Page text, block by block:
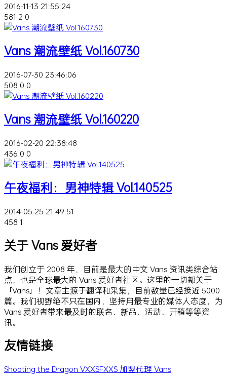
2016-11-13 21:55:24
581 2 0
Vans 潮流壁纸 Vol.160730
2016-07-30 23:46:06
508 0 0
Vans 潮流壁纸 Vol.160220
2016-02-20 22:38:48
436 0 0
午夜福利：男神特辑 Vol.140525
2014-05-25 21:49:51
458 1
关于 Vans 爱好者
我们创立于 2008 年，目前是最大的中文 Vans 资讯类综合站
点，也是全球最大的 Vans 爱好者社区。这里的一切都关于
「Vans」！文章主源于翻译和采集，目前数量已经接近 5000
篇。我们视野绝不只在国内，坚持用最专业的媒体人态度，为
Vans 爱好者带来最及时的联名、新品、活动、开箱等等资
讯。
友情链接
Shooting the Dragon VXXSFXXS加盟代理 Vans